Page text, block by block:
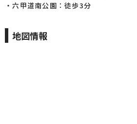
・六甲道南公園：徒歩3分
地図情報